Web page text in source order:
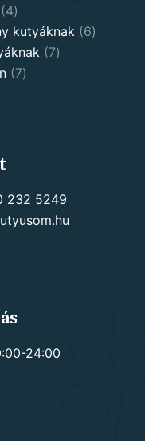
44
products
kutyáknak 66
77
77
232 5249
24:00